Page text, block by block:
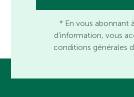
* En vous abonnant
d’information, vous
conditions générales